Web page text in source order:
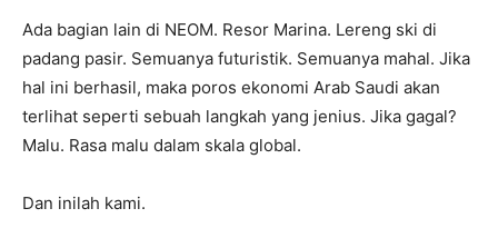
Ada bagian lain di NEOM. Resor Marina. Lereng ski di
padang pasir. Semuanya futuristik. Semuanya mahal. Jika
hal ini berhasil, maka poros ekonomi Arab Saudi akan
terlihat seperti sebuah langkah yang jenius. Jika gagal?
Malu. Rasa malu dalam skala global.
Dan inilah kami.